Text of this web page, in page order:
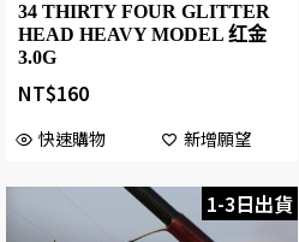
34 THIRTY FOUR GLITTER
HEAD HEAVY MODEL 红金
3.0G
NT$160
快速購物 新增願望
1-3日出貨